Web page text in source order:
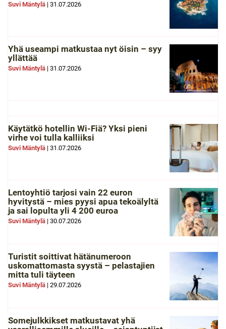
Suvi Mäntylä | 31.07.2026
Yhä useampi matkustaa nyt öisin – syy
yllättää
Suvi Mäntylä | 31.07.2026
Käytätkö hotellin Wi-Fiä? Yksi pieni
virhe voi tulla kalliiksi
Suvi Mäntylä | 31.07.2026
Lentoyhtiö tarjosi vain 22 euron
hyvitystä – mies pyysi apua tekoälyltä
ja sai lopulta yli 4 200 euroa
Suvi Mäntylä | 30.07.2026
Turistit soittivat hätänumeroon
uskomattomasta syystä – pelastajien
mitta tuli täyteen
Suvi Mäntylä | 29.07.2026
Somejulkkikset matkustavat yhä